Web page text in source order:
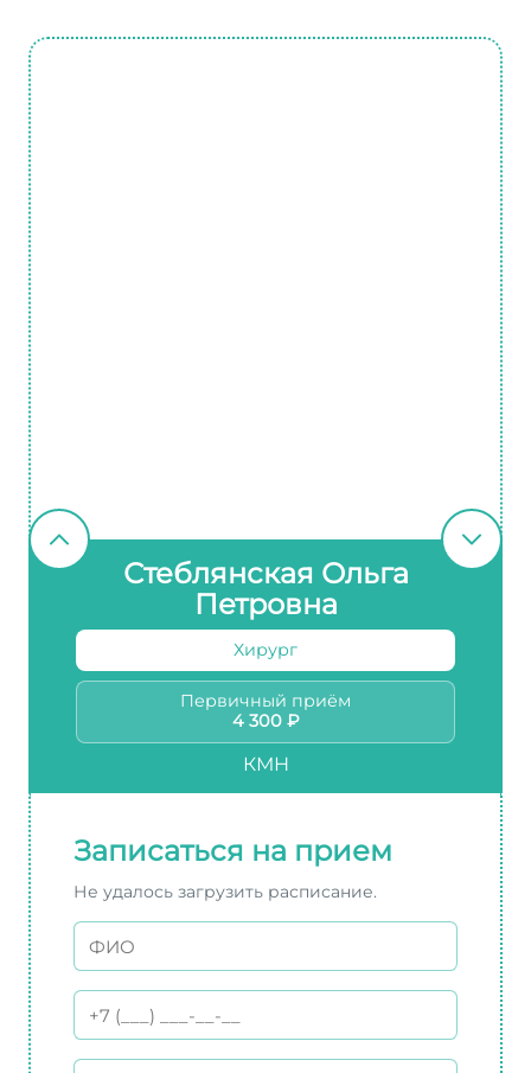
Стеблянская Ольга
Петровна
Хирург
Первичный приём
4 300 ₽
КМН
Записаться на прием
Не удалось загрузить расписание.